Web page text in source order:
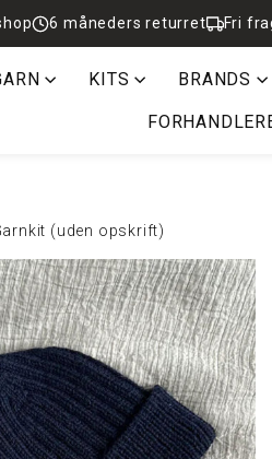
6 måneders returret Fri
KITS BRANDS
(uden opskrift)